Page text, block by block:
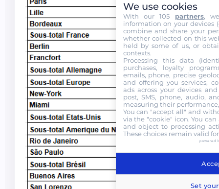
We use cookies
With our 105 partners,
information on your devices
combine and share your
whether collected on this
held by some of us, or
contexts.
Processing this data
purchases, loyalty
emails, phone, precise
and offering you services,
ads across your devices
post, SMS, phone, audio,
measuring their
You can "accept all" and
via the "cookie" icon. You
and object to processing
These choices remain valid
powered
Set